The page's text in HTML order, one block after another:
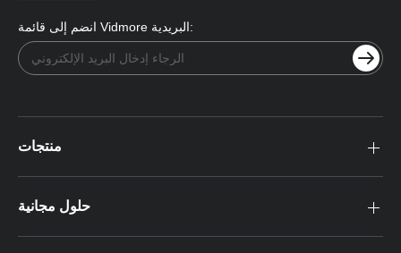
انضم إلى قائمة Vidmore البريدية:
منتجات
حلول مجانية